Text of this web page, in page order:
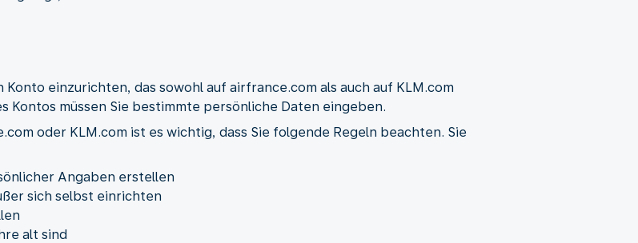
einzurichten, das sowohl auf airfrance.com als auch auf KLM.com
Kontos müssen Sie bestimmte persönliche Daten eingeben.
oder KLM.com ist es wichtig, dass Sie folgende Regeln beachten. Sie
Angaben erstellen
sich selbst einrichten
alt sind